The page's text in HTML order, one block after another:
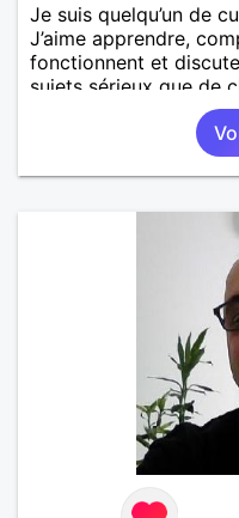
Je suis quelqu’un de
J’aime apprendre,
fonctionnent et
sujets sérieux que de
J’ai beaucoup
prends naturellement
attentionné,
relations simples,
l’informatique, les
discussions où l’on
ne suis clairement
peux au moins
faire la vaisselle. Je
indépendante, avec de
conversation.
construire une vraie
rencontre peut nous